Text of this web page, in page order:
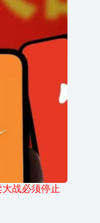
战必须停止